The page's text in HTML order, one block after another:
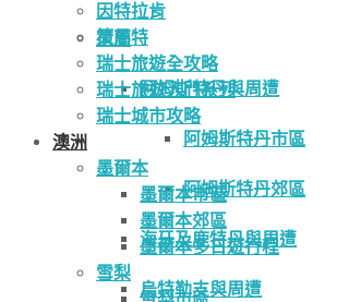
荷蘭
阿姆斯特丹與周遭
阿姆斯特丹市區
阿姆斯特丹郊區
海牙及鹿特丹與周遭
烏特勒支與周遭
因特拉肯
策馬特
瑞士旅遊全攻略
瑞士旅遊入門系列
瑞士城市攻略
澳洲
墨爾本
墨爾本市區
墨爾本郊區
墨爾本多日遊行程
雪梨